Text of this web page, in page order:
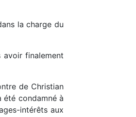
la charge du
avoir finalement
de Christian
été condamné à
intérêts aux